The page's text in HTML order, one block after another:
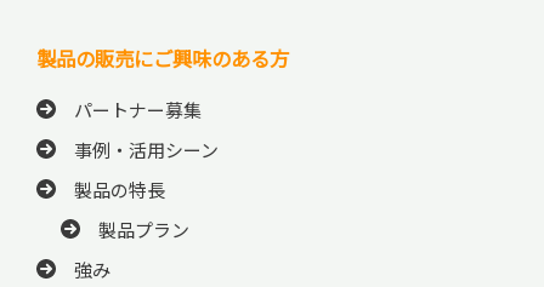
製品の販売にご興味のある方
パートナー募集
事例・活用シーン
製品の特長
製品プラン
強み